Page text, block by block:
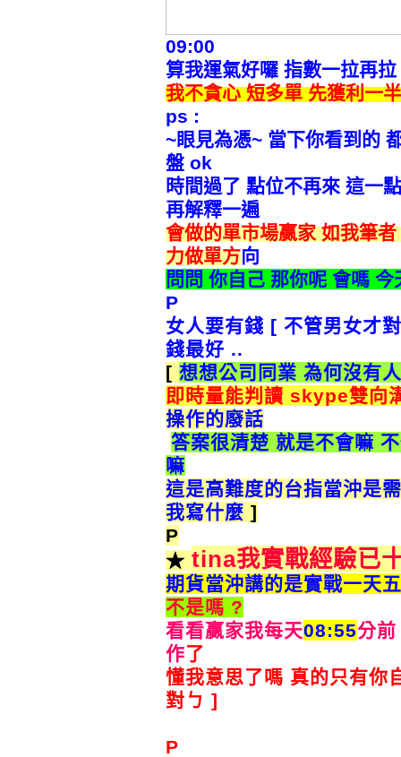
09:00
算我運氣好囉 指數一拉再
我不貪心 短多單 先獲利一
ps :
~眼見為憑~ 當下你看到的
盤 ok
時間過了 點位不再來 這一
再解釋一遍
會做的單市場贏家 如我筆
力做單方向
問問 你自己 那你呢 會嗎
P
女人要有錢 [ 不管男女才
錢最好 ..
[ 想想公司同業 為何沒有
即時量能判讀 skype雙向
操作的廢話
答案很清楚 就是不會嘛
嘛
這是高難度的台指當沖是
我寫什麼 ]
P
★ tina我實戰經驗已
期貨當沖講的是實戰一天
不是嗎 ?
看看贏家我每天08:55分
作了
懂我意思了嗎 真的只有你
對ㄅ ]
P